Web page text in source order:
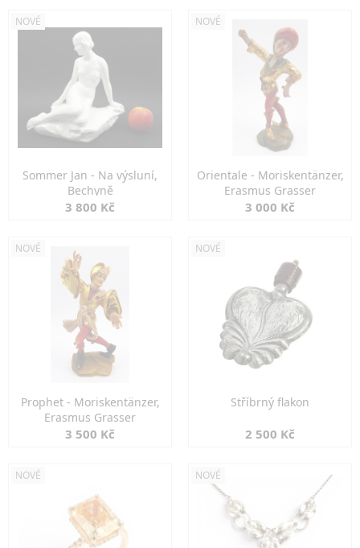
NOVÉ
Sommer Jan - Na výsluní,
Bechyně
3 800 Kč
NOVÉ
Orientale - Moriskentänzer,
Erasmus Grasser
3 000 Kč
NOVÉ
Prophet - Moriskentänzer,
Erasmus Grasser
3 500 Kč
NOVÉ
Stříbrný flakon
2 500 Kč
NOVÉ NOVÉ